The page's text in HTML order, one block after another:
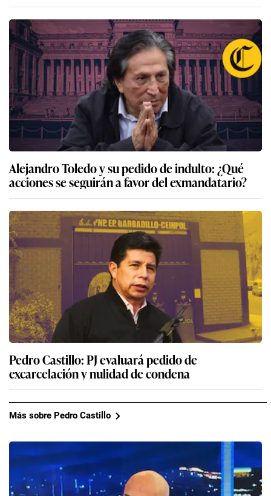
Alejandro Toledo y su pedido de indulto: ¿Qué
acciones se seguirán a favor del exmandatario?
Pedro Castillo: PJ evaluará pedido de
excarcelación y nulidad de condena
Más sobre Pedro Castillo